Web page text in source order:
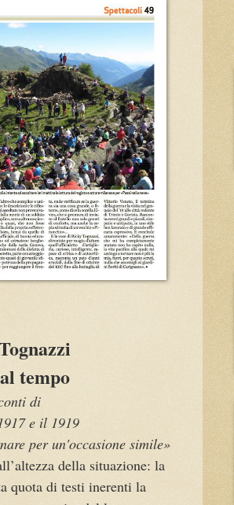
tempo
di
e il 1919
per un'occasione simile»
della situazione: la
quota di testi inerenti la